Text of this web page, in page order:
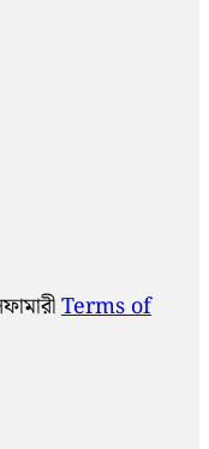
Terms of